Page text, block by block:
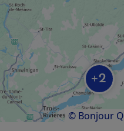
PATINOIRE
Village sur
Résultats1 à 7sur7
+2
© Bonjour